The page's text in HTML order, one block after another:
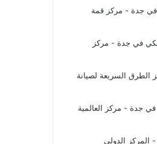
جدة - مركز قمة
في جدة - مركز
الطرق السريعة لصيانة
في جدة - مركز العالمية
- المركز الدولي